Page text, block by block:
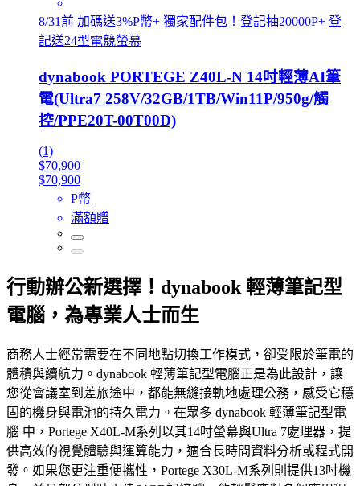
8/31前 加碼送3%P幣+ 獨家配件包！登記抽20000P+ 登
記送24型電競螢幕
dynabook PORTEGE Z40L-N 14吋輕薄AI筆
電(Ultra7 258V/32GB/1TB/Win11P/950g/觸
控/PPE20T-00T00D)
(1)
$70,900
$70,900
P幣
滿額贈
行動辦公新選擇！dynabook 輕薄筆記型
電腦，為專業人士而生
商務人士經常需要在不同地點切換工作模式，卻受限於筆電的
體積與續航力。dynabook 輕薄筆記型電腦正是為此設計，讓
您從會議室到差旅途中，都能無縫接軌地處理公務，感受它穩
固的機身與電池的持久電力。在眾多 dynabook 輕薄筆記型電
腦 中，Portege X40L-M系列以其14吋螢幕與Ultra 7處理器，提
供高效的視覺體驗與運算能力，適合長時間資料分析或程式開
發。如果您更注重便攜性，Portege X30L-M系列則提供13吋機